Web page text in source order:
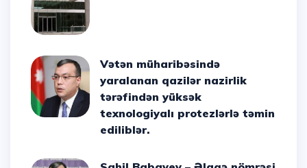
Vətən müharibəsində
yaralanan qazilər nazirlik
tərəfindən yüksək
texnologiyalı protezlərlə təmin
ediliblər.